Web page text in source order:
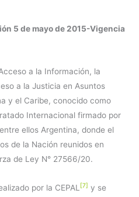
5 de mayo de 2015-Vigencia
a la Información, la
a la Justicia en Asuntos
y el Caribe, conocido como
Internacional firmado por
ellos Argentina, donde el
de la Nación reunidos en
de Ley N° 27566/20.
por la CEPAL [7] y se